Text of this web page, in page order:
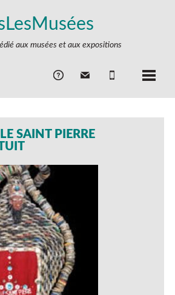
aux musées et aux expositions
SAINT PIERRE